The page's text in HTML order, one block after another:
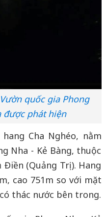
quốc gia Phong
được phát hiện
Cha Nghéo, nằm
Nha - Kẻ Bàng, thuộc
(Quảng Trị). Hang
cao 751m so với mặt
thác nước bên trong.